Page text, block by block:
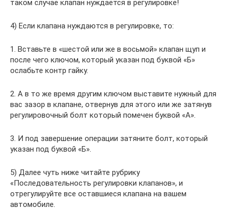
таком случае клапан нуждается в регулировке!
4) Если клапана нуждаются в регулировке, то:
1. Вставьте в «шестой или же в восьмой» клапан щуп и
после чего ключом, который указан под буквой «Б»
ослабьте контр гайку.
2. А в то же время другим ключом выставите нужный для
вас зазор в клапане, отвернув для этого или же затянув
регулировочный болт который помечен буквой «А».
3. И под завершение операции затяните болт, который
указан под буквой «Б».
5) Далее чуть ниже читайте рубрику
«Последовательность регулировки клапанов», и
отрегулируйте все оставшиеся клапана на вашем
автомобиле.